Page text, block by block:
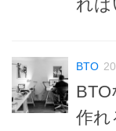
れば
BTO
作れ